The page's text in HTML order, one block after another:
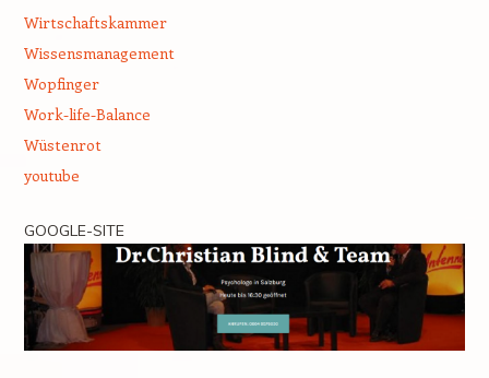
Wirtschaftskammer
Wissensmanagement
Wopfinger
Work-life-Balance
Wüstenrot
youtube
GOOGLE-SITE